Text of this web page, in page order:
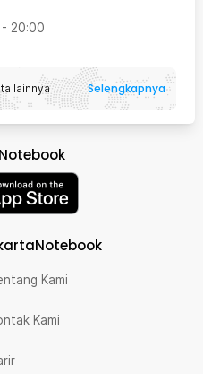
- 20:00
lainnya Selengkapnya
Kami
Kami